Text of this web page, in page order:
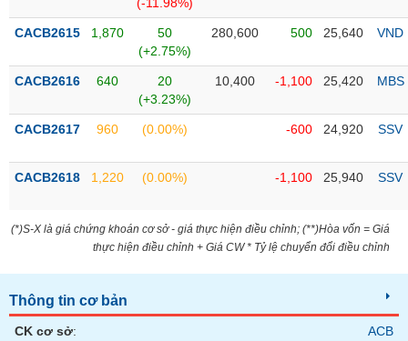
Tổng
Giao
Tài
Phân
doanh
nghiệp
CACB2615 1,870
50
(+2.75%)
280,600 500 25,640 VND
CACB2616 640
20
(+3.23%)
10,400 -1,100 25,420 MBS
CACB2617 960 (0.00%) -600 24,920 SSV
CACB2618 1,220 (0.00%) -1,100 25,940 SSV
(*)S-X là giá chứng khoán cơ sở - giá thực hiện điều chỉnh; (**)Hòa vốn = Giá
thực hiện điều chỉnh + Giá CW * Tỷ lệ chuyển đổi điều chỉnh
Thông tin cơ bản
CK cơ sở:
ACB
SECTOR
NGUYÊN
VẬT
LIỆU